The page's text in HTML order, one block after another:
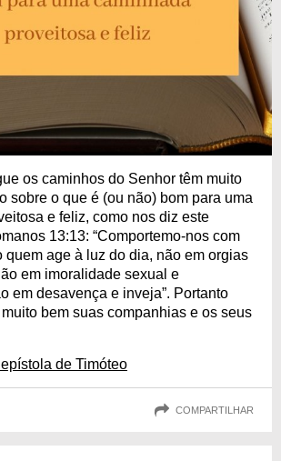
os caminhos do Senhor têm muito
sobre o que é (ou não) bom para uma
e feliz, como nos diz este
13:13: “Comportemo-nos com
quem age à luz do dia, não em orgias
em imoralidade sexual e
em desavença e inveja”. Portanto
bem suas companhias e os seus
de Timóteo
COMPARTILHAR